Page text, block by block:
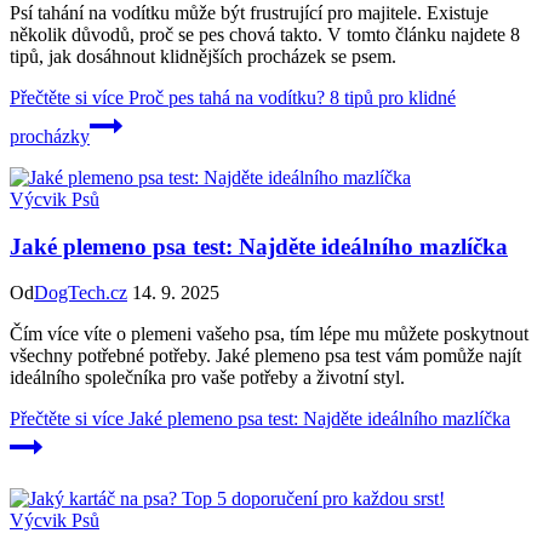
Psí tahání na vodítku může být frustrující pro majitele. Existuje
několik důvodů, proč se pes chová takto. V tomto článku najdete 8
tipů, jak dosáhnout klidnějších procházek se psem.
Přečtěte si více Proč pes tahá na vodítku? 8 tipů pro klidné
procházky
Výcvik Psů
Jaké plemeno psa test: Najděte ideálního mazlíčka
OdDogTech.cz 14. 9. 2025
Čím více víte o plemeni vašeho psa, tím lépe mu můžete poskytnout
všechny potřebné potřeby. Jaké plemeno psa test vám pomůže najít
ideálního společníka pro vaše potřeby a životní styl.
Přečtěte si více Jaké plemeno psa test: Najděte ideálního mazlíčka
Výcvik Psů